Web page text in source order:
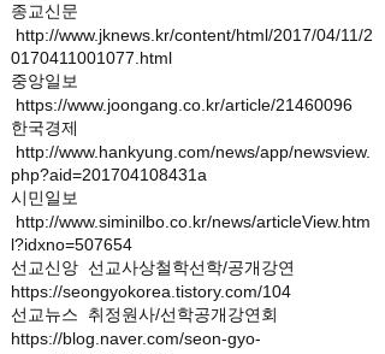
종교신문
http://www.jknews.kr/content/html/2017/04/11/2
0170411001077.html
중앙일보
https://www.joongang.co.kr/article/21460096
한국경제
http://www.hankyung.com/news/app/newsview.
php?aid=201704108431a
시민일보
http://www.siminilbo.co.kr/news/articleView.htm
l?idxno=507654
​선교신앙 선교사상철학선학/공개강연
https://seongyokorea.tistory.com/104
​선교뉴스 취정원사/선학공개강연회
https://blog.naver.com/seon-gyo-